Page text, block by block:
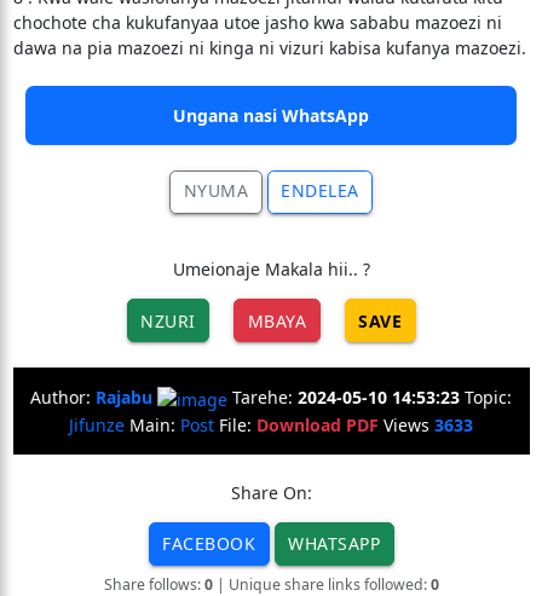
chochote cha kukufanyaa utoe jasho kwa sababu mazoezi ni
dawa na pia mazoezi ni kinga ni vizuri kabisa kufanya mazoezi.
Ungana nasi WhatsApp
NYUMA ENDELEA
Umeionaje Makala hii.. ?
NZURI MBAYA SAVE
Author: Rajabu Tarehe: 2024-05-10 14:53:23 Topic:
Jifunze Main: Post File: Download PDF Views 3633
Share On:
FACEBOOK WHATSAPP
Share follows:0| Unique share links followed:0